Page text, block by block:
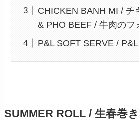
CHICKEN BANH MI / チ
& PHO BEEF / 牛肉のフ
P&L SOFT SERVE /
SUMMER ROLL / 生春巻き